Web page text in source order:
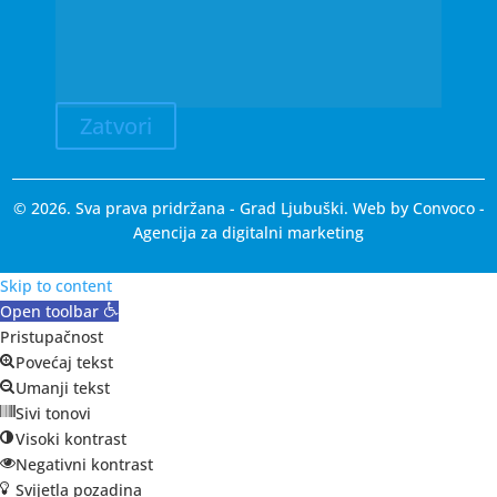
Zatvori
© 2026. Sva prava pridržana - Grad Ljubuški. Web by Convoco-
Agencija za digitalni marketing
Skip to content
Open toolbar
Pristupačnost
Povećaj tekst
Umanji tekst
Sivi tonovi
Visoki kontrast
Negativni kontrast
Svijetla pozadina